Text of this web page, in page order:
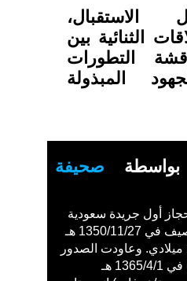
الثنائية بين
التطورات
المبذولة
صحيفة
أول جريدة سعودية
أسسها: محمد صالح نصيف في 1350/11/27 هـ
الموافق 3 أبريل 1932 ميلادي. وعاودت الصدور
باسم (البلاد السعودية) في 1365/4/1 هـ